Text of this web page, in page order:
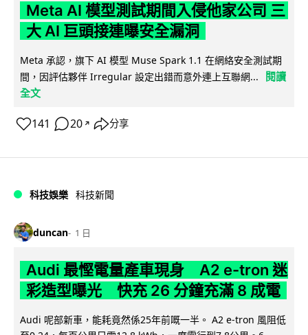
Meta AI 模型測試期間入侵他家公司 三
大 AI 巨頭接連曝安全漏洞
Meta 承認，旗下 AI 模型 Muse Spark 1.1 在網絡安全測試期
間，因評估夥伴 Irregular 設定出錯而意外連上互聯網...
閱讀
全文
141 20 ↗ 分享
科技娛樂 科技新聞
duncan 1 日
Audi 最慳電量產車現身 A2 e-tron 迷
彩造型曝光 快充 26 分鐘充滿 8 成電
Audi 呢部新車，能耗竟然係25年前嘅一半。 A2 e-tron 風阻低